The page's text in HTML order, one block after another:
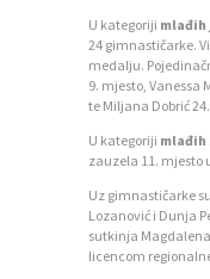
U kategoriji
24 gimnastičarke.
medalju.
9. mjesto, Vanessa
te Miljana Dobrić 24.
U kategoriji mlađih
zauzela 11. mjesto
Uz gimnastičarke
Lozanović i Dunja
sutkinja
licencom